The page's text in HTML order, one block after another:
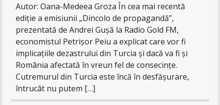
Autor: Oana-Medeea Groza În cea mai recentă
ediție a emisiunii „Dincolo de propagandă”,
prezentată de Andrei Gușă la Radio Gold FM,
economistul Petrișor Peiu a explicat care vor fi
implicațiile dezastrului din Turcia și dacă va fi și
România afectată în vreun fel de consecințe.
Cutremurul din Turcia este încă în desfășurare,
întrucât nu putem […]